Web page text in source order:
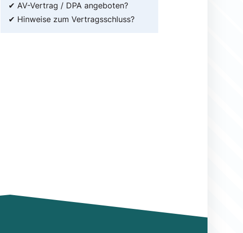
✔ AV-Vertrag / DPA angeboten?
✔ Hinweise zum Vertragsschluss?